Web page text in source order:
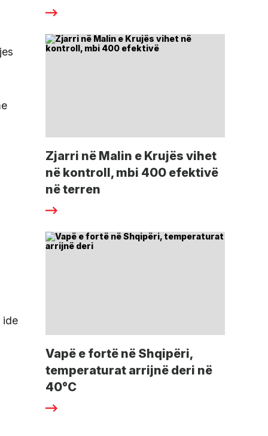
ide
Zjarri në Malin e Krujës vihet
në kontroll, mbi 400 efektivë
në terren
Vapë e fortë në Shqipëri,
temperaturat arrijnë deri në
40°C